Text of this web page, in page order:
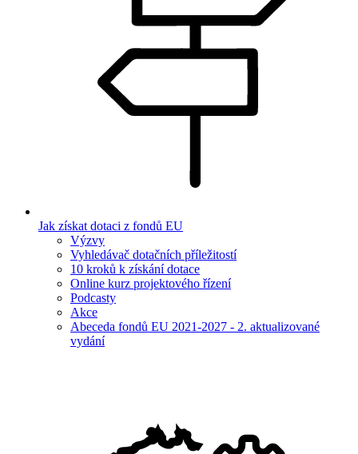
Jak získat dotaci z fondů EU
Výzvy
Vyhledávač dotačních příležitostí
10 kroků k získání dotace
Online kurz projektového řízení
Podcasty
Akce
Abeceda fondů EU 2021-2027 - 2. aktualizované
vydání